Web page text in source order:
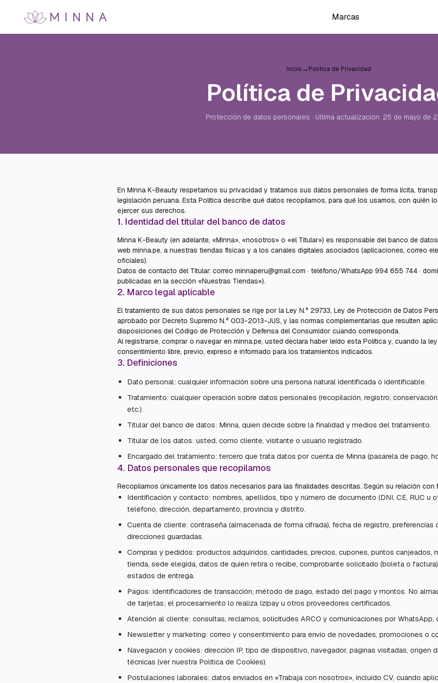
Marcas
Inicio → Política de Privacidad
Política de
Protección de datos personales · Última actualización: 25 de mayo de
En Minna K-Beauty respetamos su privacidad y tratamos sus datos personales de forma lícita,
legislación peruana. Esta Política describe qué datos recopilamos, para qué los usamos, con quién
ejercer sus derechos.
1. Identidad del titular del banco de datos
Minna K-Beauty (en adelante, «Minna», «nosotros» o «el Titular») es responsable del banco de
web minna.pe, a nuestras tiendas físicas y a los canales digitales asociados (aplicaciones, correo
oficiales).
Datos de contacto del Titular: correo minnaperu@gmail.com · teléfono/WhatsApp 994 655 744 ·
publicadas en la sección «Nuestras Tiendas»).
2. Marco legal aplicable
El tratamiento de sus datos personales se rige por la Ley N.° 29733, Ley de Protección de Datos
aprobado por Decreto Supremo N.° 003-2013-JUS, y las normas complementarias que resulten
disposiciones del Código de Protección y Defensa del Consumidor cuando corresponda.
Al registrarse, comprar o navegar en minna.pe, usted declara haber leído esta Política y, cuando la
consentimiento libre, previo, expreso e informado para los tratamientos indicados.
3. Definiciones
Dato personal: cualquier información sobre una persona natural identificada o identificable.
Tratamiento: cualquier operación sobre datos personales (recopilación, registro,
etc.).
Titular del banco de datos: Minna, quien decide sobre la finalidad y medios del tratamiento.
Titular de los datos: usted, como cliente, visitante o usuario registrado.
Encargado del tratamiento: tercero que trata datos por cuenta de Minna (pasarela de pago,
4. Datos personales que recopilamos
Recopilamos únicamente los datos necesarios para las finalidades descritas. Según su relación con
Identificación y contacto: nombres, apellidos, tipo y número de documento (DNI, CE, RUC u
teléfono, dirección, departamento, provincia y distrito.
Cuenta de cliente: contraseña (almacenada de forma cifrada), fecha de registro,
direcciones guardadas.
Compras y pedidos: productos adquiridos, cantidades, precios, cupones, puntos canjeados,
tienda, sede elegida, datos de quien retira o recibe, comprobante solicitado (boleta o
estados de entrega.
Pagos: identificadores de transacción, método de pago, estado del pago y montos. No
de tarjetas; el procesamiento lo realiza Izipay u otros proveedores certificados.
Atención al cliente: consultas, reclamos, solicitudes ARCO y comunicaciones por WhatsApp,
Newsletter y marketing: correo y consentimiento para envío de novedades, promociones o
Navegación y cookies: dirección IP, tipo de dispositivo, navegador, páginas visitadas, origen
técnicas (ver nuestra Política de Cookies).
Postulaciones laborales: datos enviados en «Trabaja con nosotros», incluido CV, cuando